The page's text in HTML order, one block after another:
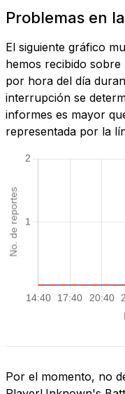
Problemas en
El siguiente gráfico
hemos recibido
por hora del día
interrupción se
informes es mayor
representada por la
Por el momento, no